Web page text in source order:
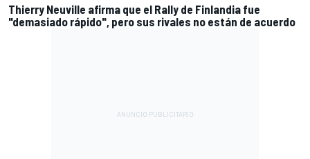
Thierry Neuville afirma que el Rally de Finlandia fue
"demasiado rápido", pero sus rivales no están de acuerdo